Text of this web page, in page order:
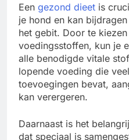
Een gezond dieet is
je hond en kan
het gebit. Door te
voedingsstoffen, kun je
alle benodigde vitale
lopende voeding die
toevoegingen bevat,
kan verergeren.
Daarnaast is het
dat speciaal is